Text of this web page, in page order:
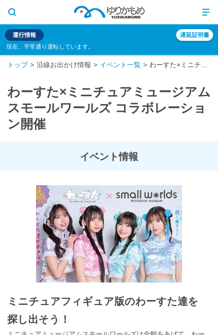
運行情報
現在、平常通り運転しています。
遅延証明書
トップ 沿線お出かけ情報 イベント一覧
わーすた×ミニチュアミュージアム
スモールワールズ コラボレーショ
ン開催
イベント情報
ミニチュアフィギュア版のわーすた達を
探し出そう！